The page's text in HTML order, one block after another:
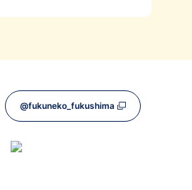
@fukuneko_fukushima